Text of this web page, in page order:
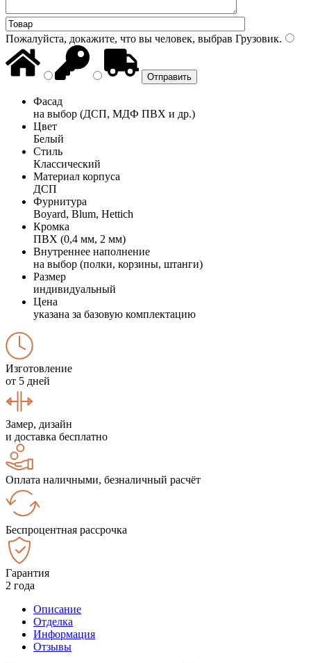
Пожалуйста, докажите, что вы человек, выбрав Грузовик.
Фасад
на выбор (ДСП, МДФ ПВХ и др.)
Цвет
Белый
Стиль
Классический
Материал корпуса
ДСП
Фурнитура
Boyard, Blum, Hettich
Кромка
ПВХ (0,4 мм, 2 мм)
Внутреннее наполнение
на выбор (полки, корзины, штанги)
Размер
индивидуальный
Цена
указана за базовую комплектацию
Изготовление
от 5 дней
Замер, дизайн
и доставка бесплатно
Оплата наличными, безналичный расчёт
Беспроцентная рассрочка
Гарантия
2 года
Описание
Отделка
Информация
Отзывы